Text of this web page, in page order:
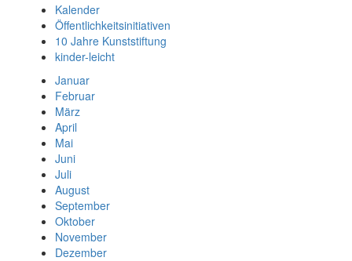
Kalender
Öffentlichkeitsinitiativen
10 Jahre Kunststiftung
kinder-leicht
Januar
Februar
März
April
Mai
Juni
Juli
August
September
Oktober
November
Dezember